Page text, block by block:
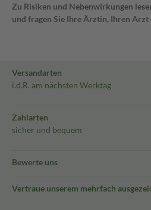
Zu Risiken und Nebenwirkungen
und fragen Sie Ihre Ärztin, Ihren
Versandarten
i.d.R. am nächsten Werktag
Zahlarten
sicher und bequem
Bewerte uns
Vertraue unserem mehrfach